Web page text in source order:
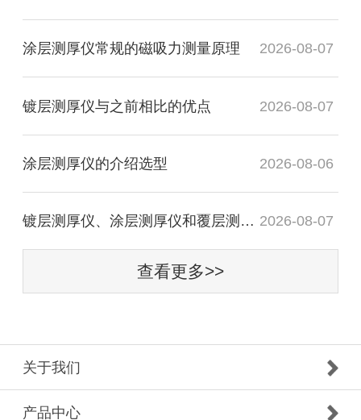
涂层测厚仪常规的磁吸力测量原理 2026-08-07
镀层测厚仪与之前相比的优点 2026-08-07
涂层测厚仪的介绍选型 2026-08-06
镀层测厚仪、涂层测厚仪和覆层测厚仪的定义 2026-08-07
查看更多>>
关于我们
产品中心